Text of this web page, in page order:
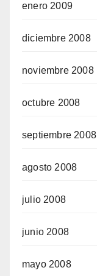
enero 2009
diciembre 2008
noviembre 2008
octubre 2008
septiembre 2008
agosto 2008
julio 2008
junio 2008
mayo 2008